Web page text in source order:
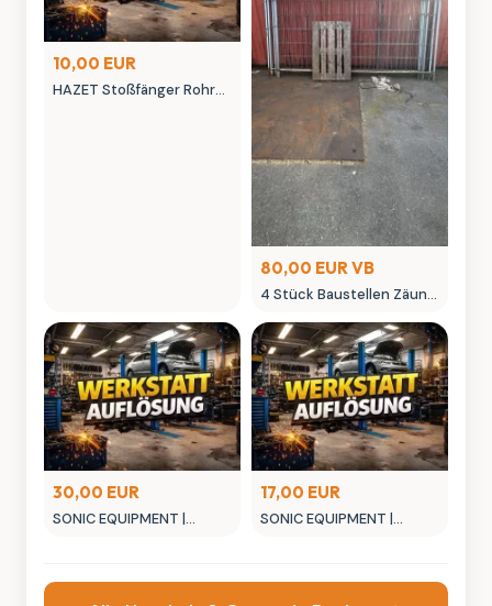
10,00 EUR
HAZET Stoßfänger Rohr-
80,00 EUR VB
4 Stück Baustellen Zäune
30,00 EUR
SONIC EQUIPMENT |
17,00 EUR
SONIC EQUIPMENT |